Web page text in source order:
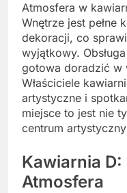
Atmosfera w
Wnętrze jest pełne
dekoracji, co
wyjątkowy.
gotowa doradzić w
Właściciele
artystyczne i
miejsce to jest nie
centrum
Kawiarnia
Atmosfera